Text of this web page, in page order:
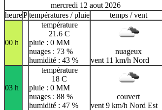
mercredi 12 aout 2026
heurePtempératures / pluie temps / vent
00 h
température
21.6 C
pluie : 0 MM
nuages : 73 %
humidité : 43 %
nuageux
vent 11 km/h Nord
03 h
température
18 C
pluie : 0 MM
nuages : 88 %
humidité : 47 %
couvert
vent 9 km/h Nord Est